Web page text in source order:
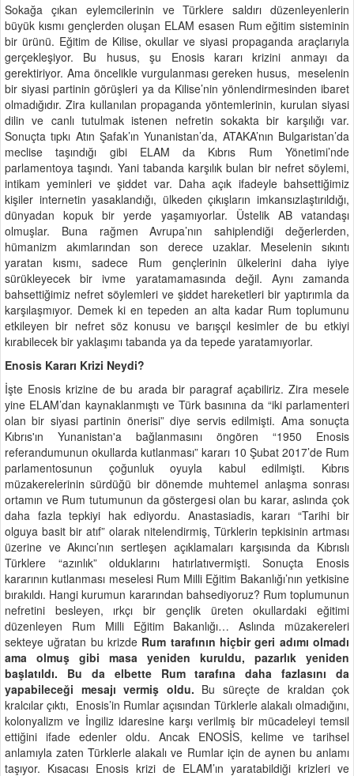
Sokağa çıkan eylemcilerinin ve Türklere saldırı düzenleyenlerin
büyük kısmı gençlerden oluşan ELAM esasen Rum eğitim sisteminin
bir ürünü. Eğitim de Kilise, okullar ve siyasi propaganda araçlarıyla
gerçekleşiyor. Bu husus, şu Enosis kararı krizini anmayı da
gerektiriyor. Ama öncelikle vurgulanması gereken husus, meselenin
bir siyasi partinin görüşleri ya da Kilise’nin yönlendirmesinden ibaret
olmadığıdır. Zira kullanılan propaganda yöntemlerinin, kurulan siyasi
dilin ve canlı tutulmak istenen nefretin sokakta bir karşılığı var.
Sonuçta tıpkı Atın Şafak’ın Yunanistan’da, ATAKA’nın Bulgaristan’da
meclise taşındığı gibi ELAM da Kıbrıs Rum Yönetimi’nde
parlamentoya taşındı. Yani tabanda karşılık bulan bir nefret söylemi,
intikam yeminleri ve şiddet var. Daha açık ifadeyle bahsettiğimiz
kişiler internetin yasaklandığı, ülkeden çıkışların imkansızlaştırıldığı,
dünyadan kopuk bir yerde yaşamıyorlar. Üstelik AB vatandaşı
olmuşlar. Buna rağmen Avrupa’nın sahiplendiği değerlerden,
hümanizm akımlarından son derece uzaklar. Meselenin sıkıntı
yaratan kısmı, sadece Rum gençlerinin ülkelerini daha iyiye
sürükleyecek bir ivme yaratamamasında değil. Aynı zamanda
bahsettiğimiz nefret söylemleri ve şiddet hareketleri bir yaptırımla da
karşılaşmıyor. Demek ki en tepeden an alta kadar Rum toplumunu
etkileyen bir nefret söz konusu ve barışçıl kesimler de bu etkiyi
kırabilecek bir yaklaşımı tabanda ya da tepede yaratamıyorlar.
Enosis Kararı Krizi Neydi?
İşte Enosis krizine de bu arada bir paragraf açabiliriz. Zira mesele
yine ELAM’dan kaynaklanmıştı ve Türk basınına da “iki parlamenteri
olan bir siyasi partinin önerisi” diye servis edilmişti. Ama sonuçta
Kıbrıs'ın Yunanistan'a bağlanmasını öngören “1950 Enosis
referandumunun okullarda kutlanması” kararı 10 Şubat 2017’de Rum
parlamentosunun çoğunluk oyuyla kabul edilmişti. Kıbrıs
müzakerelerinin sürdüğü bir dönemde muhtemel anlaşma sonrası
ortamın ve Rum tutumunun da göstergesi olan bu karar, aslında çok
daha fazla tepkiyi hak ediyordu. Anastasiadis, kararı “Tarihi bir
olguya basit bir atıf” olarak nitelendirmiş, Türklerin tepkisinin artması
üzerine ve Akıncı’nın sertleşen açıklamaları karşısında da Kıbrıslı
Türklere “azınlık” olduklarını hatırlatıvermişti. Sonuçta Enosis
kararının kutlanması meselesi Rum Milli Eğitim Bakanlığı’nın yetkisine
bırakıldı. Hangi kurumun kararından bahsediyoruz? Rum toplumunun
nefretini besleyen, ırkçı bir gençlik üreten okullardaki eğitimi
düzenleyen Rum Milli Eğitim Bakanlığı… Aslında müzakereleri
sekteye uğratan bu krizde Rum tarafının hiçbir geri adımı olmadı
ama olmuş gibi masa yeniden kuruldu, pazarlık yeniden
başlatıldı. Bu da elbette Rum tarafına daha fazlasını da
yapabileceği mesajı vermiş oldu. Bu süreçte de kraldan çok
kralcılar çıktı, Enosis’in Rumlar açısından Türklerle alakalı olmadığını,
kolonyalizm ve İngiliz idaresine karşı verilmiş bir mücadeleyi temsil
ettiğini ifade edenler oldu. Ancak ENOSİS, kelime ve tarihsel
anlamıyla zaten Türklerle alakalı ve Rumlar için de aynen bu anlamı
taşıyor. Kısacası Enosis krizi de ELAM’ın yaratabildiği krizleri ve